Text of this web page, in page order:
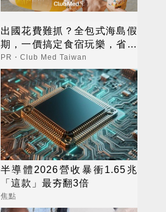
出國花費難抓？全包式海島假
期，一價搞定食宿玩樂，省錢
更省心！
PR・Club Med Taiwan
半導體2026營收暴衝1.65兆
「這款」最夯翻3倍
焦點